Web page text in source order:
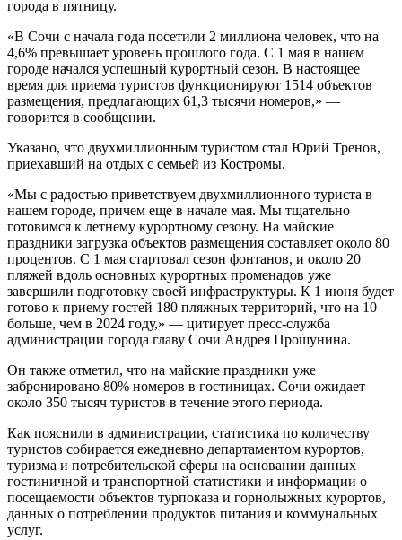
города в пятницу.
«В Сочи с начала года посетили 2 миллиона человек, что на
4,6% превышает уровень прошлого года. С 1 мая в нашем
городе начался успешный курортный сезон. В настоящее
время для приема туристов функционируют 1514 объектов
размещения, предлагающих 61,3 тысячи номеров,» —
говорится в сообщении.
Указано, что двухмиллионным туристом стал Юрий Тренов,
приехавший на отдых с семьей из Костромы.
«Мы с радостью приветствуем двухмиллионного туриста в
нашем городе, причем еще в начале мая. Мы тщательно
готовимся к летнему курортному сезону. На майские
праздники загрузка объектов размещения составляет около 80
процентов. С 1 мая стартовал сезон фонтанов, и около 20
пляжей вдоль основных курортных променадов уже
завершили подготовку своей инфраструктуры. К 1 июня будет
готово к приему гостей 180 пляжных территорий, что на 10
больше, чем в 2024 году,» — цитирует пресс-служба
администрации города главу Сочи Андрея Прошунина.
Он также отметил, что на майские праздники уже
забронировано 80% номеров в гостиницах. Сочи ожидает
около 350 тысяч туристов в течение этого периода.
Как пояснили в администрации, статистика по количеству
туристов собирается ежедневно департаментом курортов,
туризма и потребительской сферы на основании данных
гостиничной и транспортной статистики и информации о
посещаемости объектов турпоказа и горнолыжных курортов,
данных о потреблении продуктов питания и коммунальных
услуг.